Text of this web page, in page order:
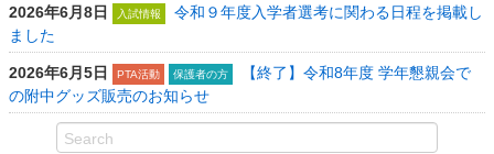
2026年6月8日 入試情報
令和９年度入学者選考に関わる日程を掲載し
ました
2026年6月5日 PTA活動 保護者の方
【終了】令和8年度 学年懇親会で
の附中グッズ販売のお知らせ